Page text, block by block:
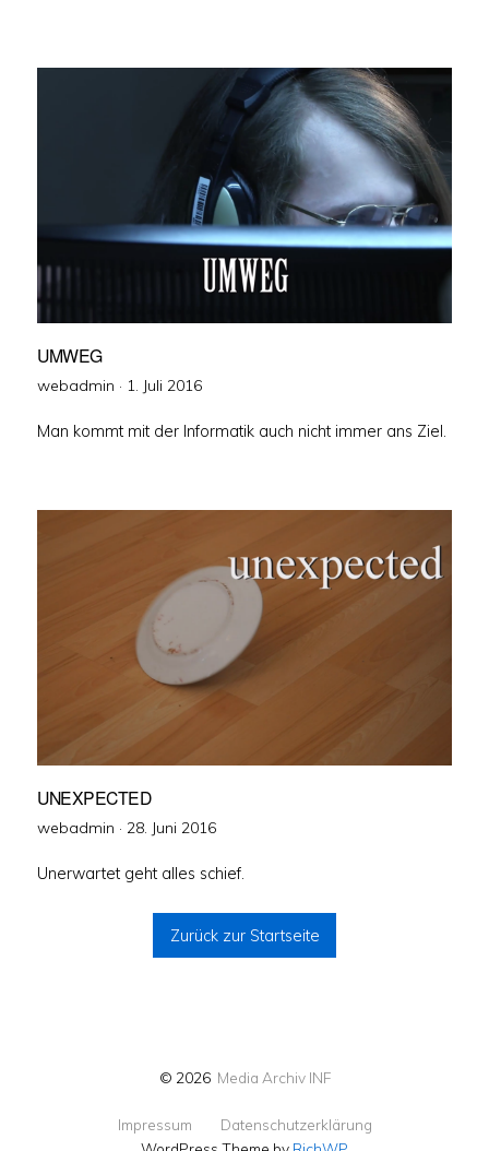
UMWEG
webadmin · Veröffentlicht
1. Juli 2016
Man kommt mit der Informatik auch nicht immer ans Ziel.
UNEXPECTED
webadmin · Veröffentlicht
28. Juni 2016
Unerwartet geht alles schief.
Zurück zur Startseite
© 2026 Media Archiv INF
Impressum
Datenschutzerklärung